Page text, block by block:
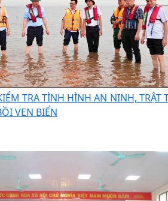
TRA TÌNH HÌNH AN NINH, TRẬT
VEN BIỂN